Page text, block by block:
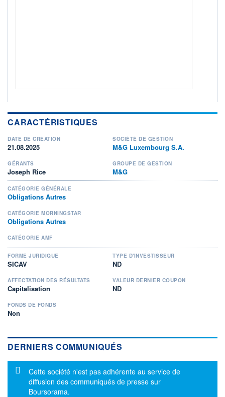
CARACTÉRISTIQUES
DATE DE CRÉATION
21.08.2025
SOCIÉTÉ DE GESTION
M&G Luxembourg S.A.
GÉRANTS
Joseph Rice
GROUPE DE GESTION
M&G
CATÉGORIE GÉNÉRALE
Obligations Autres
CATÉGORIE MORNINGSTAR
Obligations Autres
CATÉGORIE AMF
FORME JURIDIQUE
SICAV
TYPE D'INVESTISSEUR
ND
AFFECTATION DES RÉSULTATS
Capitalisation
VALEUR DERNIER COUPON
ND
FONDS DE FONDS
Non
DERNIERS COMMUNIQUÉS
Message d'information
Cette société n'est pas adhérente au service de
diffusion des communiqués de presse sur
Boursorama.